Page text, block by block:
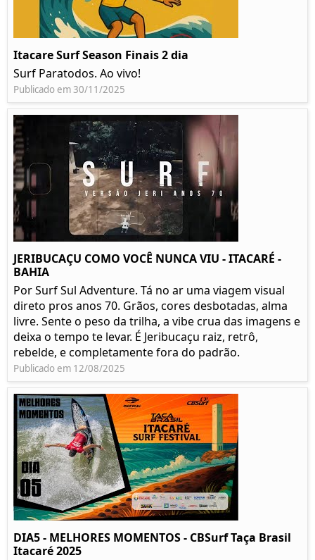
Itacare Surf Season Finais 2 dia
Surf Paratodos. Ao vivo!
Publicado em 30/11/2025
JERIBUCAÇU COMO VOCÊ NUNCA VIU - ITACARÉ -
BAHIA
Por Surf Sul Adventure. Tá no ar uma viagem visual
direto pros anos 70. Grãos, cores desbotadas, alma
livre. Sente o peso da trilha, a vibe crua das imagens e
deixa o tempo te levar. É Jeribucaçu raiz, retrô,
rebelde, e completamente fora do padrão.
Publicado em 12/08/2025
DIA5 - MELHORES MOMENTOS - CBSurf Taça Brasil
Itacaré 2025